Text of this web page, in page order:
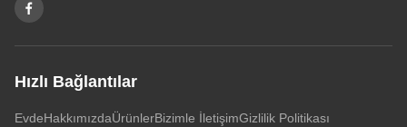
Hızlı Bağlantılar
EvdeHakkımızdaÜrünlerBizimle İletişimGizlilik Politikası